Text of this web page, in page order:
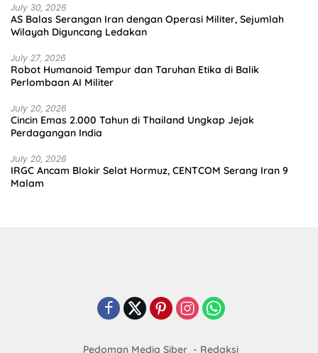
July 30, 2026
AS Balas Serangan Iran dengan Operasi Militer, Sejumlah
Wilayah Diguncang Ledakan
July 27, 2026
Robot Humanoid Tempur dan Taruhan Etika di Balik
Perlombaan AI Militer
July 20, 2026
Cincin Emas 2.000 Tahun di Thailand Ungkap Jejak
Perdagangan India
July 20, 2026
IRGC Ancam Blokir Selat Hormuz, CENTCOM Serang Iran 9
Malam
Pedoman Media Siber Redaksi